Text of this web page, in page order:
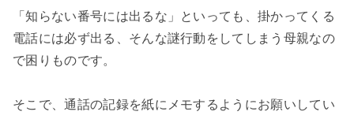
「知らない番号には出るな」といっても、掛かってくる
電話には必ず出る、そんな謎行動をしてしまう母親なの
で困りものです。
そこで、通話の記録を紙にメモするようにお願いしてい